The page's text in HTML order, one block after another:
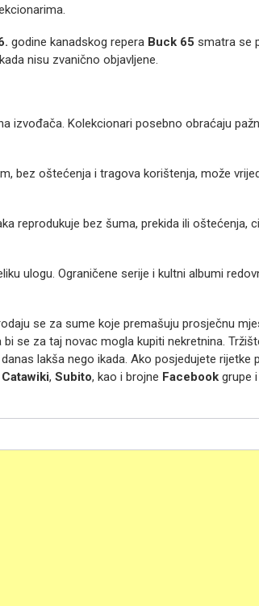
godine kanadskog repera Buck 65 smatra se
nisu zvanično objavljene.
izvođača. Kolekcionari posebno obraćaju
bez oštećenja i tragova korištenja, može
reprodukuje bez šuma, prekida ili oštećenja,
ulogu. Ograničene serije i kultni albumi
se za sume koje premašuju prosječnu
se za taj novac mogla kupiti nekretnina.
lakša nego ikada. Ako posjedujete rijetke
Catawiki, Subito, kao i brojne Facebook grupe